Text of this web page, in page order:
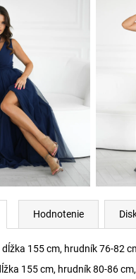
Hodnotenie
dĺžka 155 cm, hrudník 76-82
155 cm, hrudník 80-86